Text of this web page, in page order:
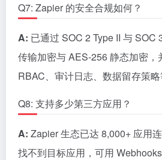
Q7: Zapier 的安全合规如何？
A: 已通过 SOC 2 Type II 与 SOC
传输加密与 AES-256 静态加密，
RBAC、审计日志、数据留存策略
Q8: 支持多少第三方应用？
A: Zapier 生态已达 8,000+ 应用
找不到目标应用，可用